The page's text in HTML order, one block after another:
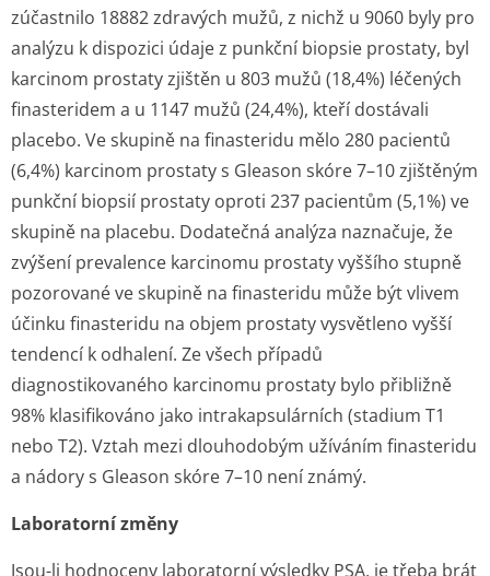
zúčastnilo 18882 zdravých mužů, z nichž u 9060 byly pro
analýzu k dispozici údaje z punkční biopsie prostaty, byl
karcinom prostaty zjištěn u 803 mužů (18,4%) léčených
finasteridem a u 1147 mužů (24,4%), kteří dostávali
placebo. Ve skupině na finasteridu mělo 280 pacientů
(6,4%) karcinom prostaty s Gleason skóre 7–10 zjištěným
punkční biopsií prostaty oproti 237 pacientům (5,1%) ve
skupině na placebu. Dodatečná analýza naznačuje, že
zvýšení prevalence karcinomu prostaty vyššího stupně
pozorované ve skupině na finasteridu může být vlivem
účinku finasteridu na objem prostaty vysvětleno vyšší
tendencí k odhalení. Ze všech případů
diagnostikovaného karcinomu prostaty bylo přibližně
98% klasifikováno jako intrakapsulárních (stadium T1
nebo T2). Vztah mezi dlouhodobým užíváním finasteridu
a nádory s Gleason skóre 7–10 není známý.
Laboratorní změny
Jsou-li hodnoceny laboratorní výsledky PSA, je třeba brát